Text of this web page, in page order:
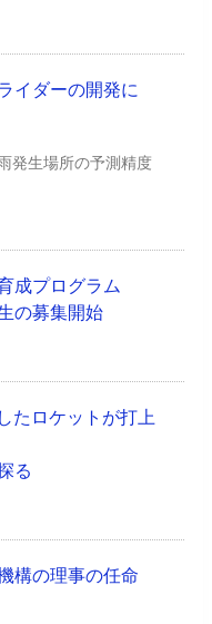
イダーの開発に
発生場所の予測精度
成プログラム
の募集開始
たロケットが打上
る
構の理事の任命